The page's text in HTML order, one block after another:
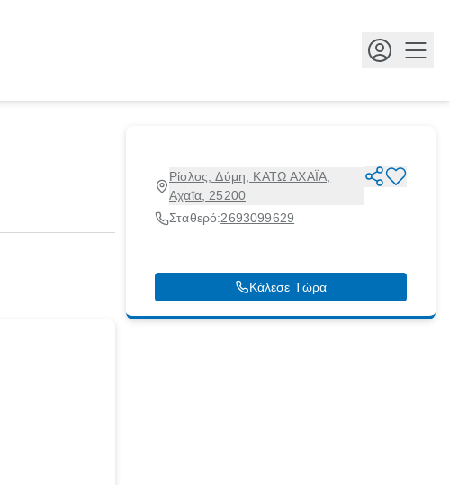
Ρίολος, Δύμη, ΚΑΤΩ ΑΧΑΪΑ,
Αχαϊα, 25200
Σταθερό:2693099629
Κάλεσε Τώρα